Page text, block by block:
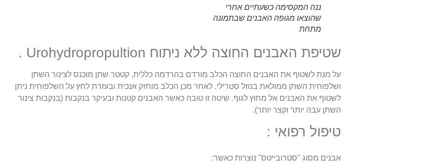
ננה המקסימה כשעתיים אחרי
שהוצאו מגופה האבנים שבתמונה
מתחת
שטיפת האבנים החוצה ללא ניתוח Urohydropropultion .
על מנת לשטוף את האבנים החוצה הכלב מורדם בהרדמה כללית, קטטר שתן מוכנס לצינור השתן
ושלפוחית השתן ממולאת בנוזל סטרילי. לאחר מכן הכלב מוחזק אנכית ובעזרת לחץ על השלפוחית ניתן
לשטוף את האבנים אל מחוץ לגוף. שיטה זו טובה כאשר האבנים קטנות ובעיקר בנקבות (בנקבות צינור
השתן עבה יותר וקצר יותר).
טיפול רפואי :
אבנים מסוג "סטרובייטס" נוצרות כאשר: